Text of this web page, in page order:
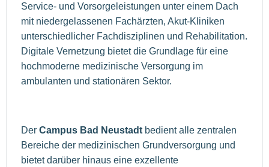
Service- und Vorsorgeleistungen unter einem Dach
mit niedergelassenen Fachärzten, Akut-Kliniken
unterschiedlicher Fachdisziplinen und Rehabilitation.
Digitale Vernetzung bietet die Grundlage für eine
hochmoderne medizinische Versorgung im
ambulanten und stationären Sektor.
Der Campus Bad Neustadt bedient alle zentralen
Bereiche der medizinischen Grundversorgung und
bietet darüber hinaus eine exzellente